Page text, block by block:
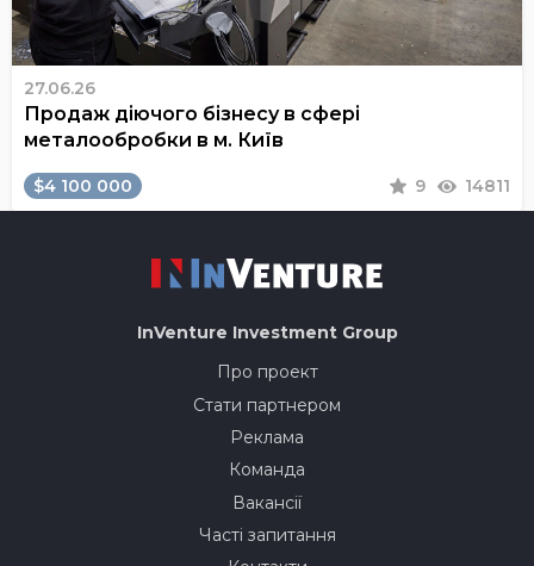
27.06.26
Продаж діючого бізнесу в сфері
металообробки в м. Київ
$4 100 000 9 14811
InVenture Investment Group
Про проект
Стати партнером
Реклама
Команда
Вакансії
Часті запитання